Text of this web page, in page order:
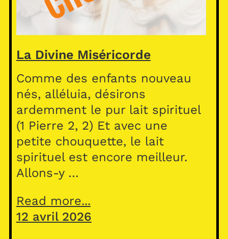
La Divine Miséricorde
Comme des enfants nouveau
nés, alléluia, désirons
ardemment le pur lait spirituel
(1 Pierre 2, 2) Et avec une
petite chouquette, le lait
spirituel est encore meilleur.
Allons-y …
Read more...
12 avril 2026